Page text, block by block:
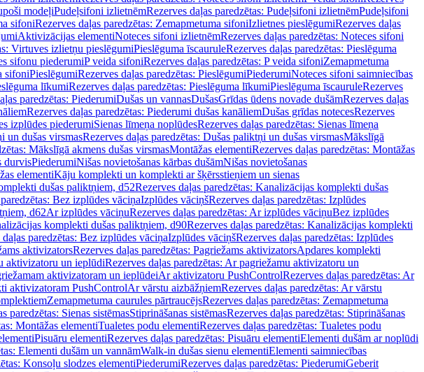
modeļiPudeļsifoni izlietnēmRezerves daļas paredzētas: Pudeļsifoni izlietnēmPudeļsifoni
sifoniRezerves daļas paredzētas: Zemapmetuma sifoniIzlietnes pieslēgumiRezerves daļas
Aktivizācijas elementiNoteces sifoni izlietnēmRezerves daļas paredzētas: Noteces sifoni
Virtuves izlietņu pieslēgumiPieslēguma īscauruleRezerves daļas paredzētas: Pieslēguma
sifonu piederumiP veida sifoniRezerves daļas paredzētas: P veida sifoniZemapmetuma
sifoniPieslēgumiRezerves daļas paredzētas: PieslēgumiPiederumiNoteces sifoni saimniecības
līkumiRezerves daļas paredzētas: Pieslēguma līkumiPieslēguma īscauruleRezerves
paredzētas: PiederumiDušas un vannasDušasGrīdas ūdens novade dušāmRezerves daļas
Rezerves daļas paredzētas: Piederumi dušas kanāliemDušas grīdas notecesRezerves
izplūdes piederumiSienas līmeņa noplūdesRezerves daļas paredzētas: Sienas līmeņa
un dušas virsmasRezerves daļas paredzētas: Dušas paliktņi un dušas virsmasMākslīgā
Mākslīgā akmens dušas virsmasMontāžas elementiRezerves daļas paredzētas: Montāžas
durvisPiederumiNišas novietošanas kārbas dušāmNišas novietošanas
elementiKāju komplekti un komplekti ar šķērsstieņiem un sienas
dušas paliktņiem, d52Rezerves daļas paredzētas: Kanalizācijas komplekti dušas
Bez izplūdes vāciņaIzplūdes vāciņšRezerves daļas paredzētas: Izplūdes
d62Ar izplūdes vāciņuRezerves daļas paredzētas: Ar izplūdes vāciņuBez izplūdes
komplekti dušas paliktņiem, d90Rezerves daļas paredzētas: Kanalizācijas komplekti
daļas paredzētas: Bez izplūdes vāciņaIzplūdes vāciņšRezerves daļas paredzētas: Izplūdes
aktivizatorsRezerves daļas paredzētas: Pagriežams aktivizatorsApdares komplekti
aktivizatoru un ieplūdiRezerves daļas paredzētas: Ar pagriežamu aktivizatoru un
aktivizatoram un ieplūdeiAr aktivizatoru PushControlRezerves daļas paredzētas: Ar
aktivizatoram PushControlAr vārstu aizbāžņiemRezerves daļas paredzētas: Ar vārstu
Zemapmetuma caurules pārtraucējsRezerves daļas paredzētas: Zemapmetuma
paredzētas: Sienas sistēmasStiprināšanas sistēmasRezerves daļas paredzētas: Stiprināšanas
Montāžas elementiTualetes podu elementiRezerves daļas paredzētas: Tualetes podu
Pisuāru elementiRezerves daļas paredzētas: Pisuāru elementiElementi dušām ar noplūdi
Elementi dušām un vannāmWalk-in dušas sienu elementiElementi saimniecības
Konsoļu slodzes elementiPiederumiRezerves daļas paredzētas: PiederumiGeberit